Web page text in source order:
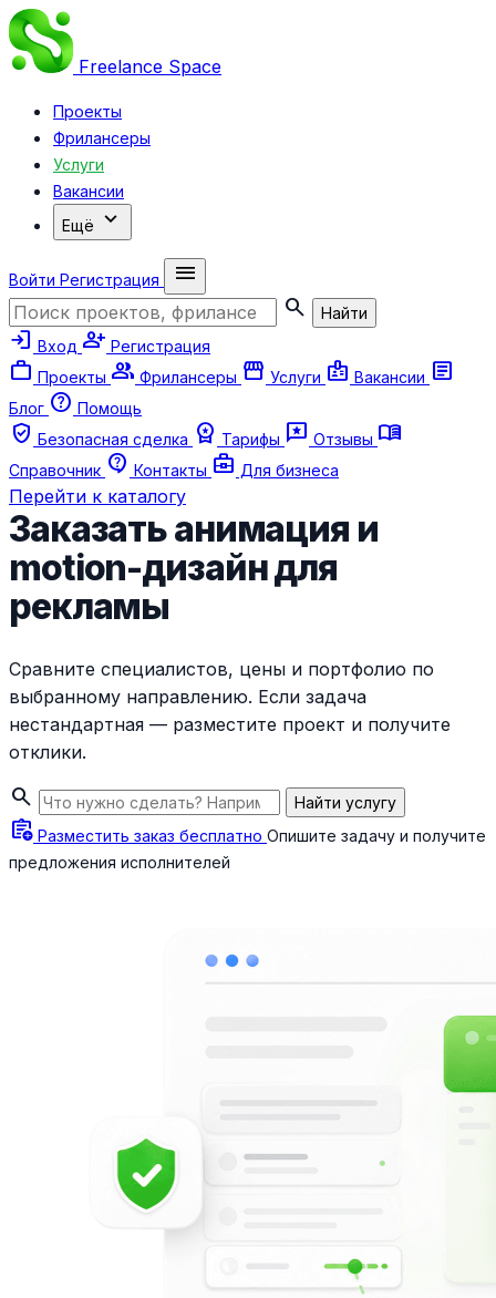
Freelance Space
Проекты
Фрилансеры
Услуги
Вакансии
Ещё expand_more
Войти Регистрация
menu
search
Найти
login Вход person_add Регистрация
work Проекты group Фрилансеры storefront Услуги badge Вакансии article
Блог help Помощь
verified_user Безопасная сделка workspace_premium Тарифы reviews Отзывы menu_book
Справочник contact_support Контакты business_center Для бизнеса
Перейти к каталогу
Заказать анимация и
motion-дизайн для
рекламы
Сравните специалистов, цены и портфолио по
выбранному направлению. Если задача
нестандартная — разместите проект и получите
отклики.
search Найти услугу
assignment_add Разместить заказ бесплатно Опишите задачу и получите
предложения исполнителей